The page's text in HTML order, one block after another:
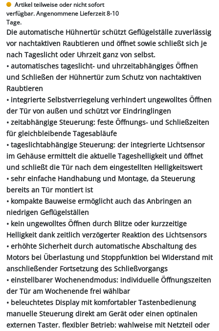
Artikel teilweise oder nicht sofort
verfügbar. Angenommene Lieferzeit 8-10
Tage.
Die automatische Hühnertür schützt Geflügelställe zuverlässig
vor nachtaktiven Raubtieren und öffnet sowie schließt sich je
nach Tageslicht oder Uhrzeit ganz von selbst.
• automatisches tageslicht- und uhrzeitabhängiges Öffnen
und Schließen der Hühnertür zum Schutz von nachtaktiven
Raubtieren
• integrierte Selbstverriegelung verhindert ungewolltes Öffnen
der Tür von außen und schützt vor Eindringlingen
• zeitabhängige Steuerung: feste Öffnungs- und Schließzeiten
für gleichbleibende Tagesabläufe
• tageslichtabhängige Steuerung: der integrierte Lichtsensor
im Gehäuse ermittelt die aktuelle Tageshelligkeit und öffnet
und schließt die Tür nach dem eingestellten Helligkeitswert
• sehr einfache Handhabung und Montage, da Steuerung
bereits an Tür montiert ist
• kompakte Bauweise ermöglicht auch das Anbringen an
niedrigen Geflügelställen
• kein ungewolltes Öffnen durch Blitze oder kurzzeitige
Helligkeit dank zeitlich verzögerter Reaktion des Lichtsensors
• erhöhte Sicherheit durch automatische Abschaltung des
Motors bei Überlastung und Stoppfunktion bei Widerstand mit
anschließender Fortsetzung des Schließvorgangs
• einstellbarer Wochenendmodus: individuelle Öffnungszeiten
der Tür am Wochenende frei wählbar
• beleuchtetes Display mit komfortabler Tastenbedienung
manuelle Steuerung direkt am Gerät oder einen optinalen
externen Taster. flexibler Betrieb: wahlweise mit Netzteil oder